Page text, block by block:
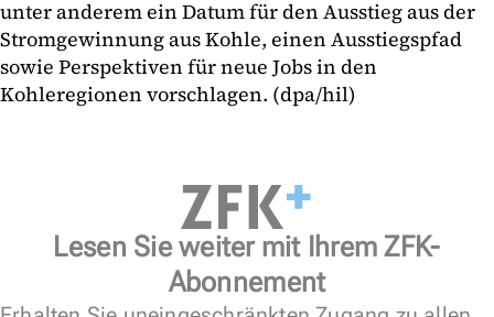
unter anderem ein Datum für den Ausstieg aus der
Stromgewinnung aus Kohle, einen Ausstiegspfad
sowie Perspektiven für neue Jobs in den
Kohleregionen vorschlagen. (dpa/hil)
Lesen Sie weiter mit Ihrem ZFK-
Abonnement